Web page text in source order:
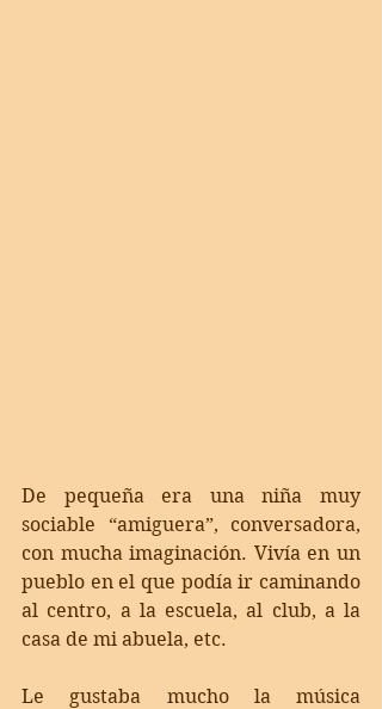
De pequeña era una niña muy
sociable “amiguera”, conversadora,
con mucha imaginación. Vivía en un
pueblo en el que podía ir caminando
al centro, a la escuela, al club, a la
casa de mi abuela, etc.
Le gustaba mucho la música